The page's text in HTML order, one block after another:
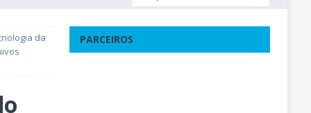
da
PARCEIROS